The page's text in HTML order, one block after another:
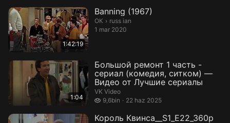
1:42:19
Banning (1967)
ОК › russ ian.
russ ian
1 mar 2020
1:04
Большой ремонт 1 часть -
сериал (комедия, ситком) —
Видео от Лучшие сериалы
VK Video
9,6bin
9,6 bin izleme22 haz 2025
Король Квинса__S1_E22_360p